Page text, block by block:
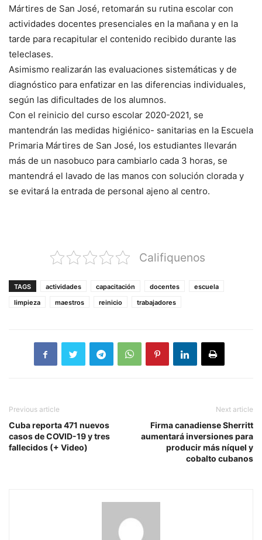
Mártires de San José, retomarán su rutina escolar con
actividades docentes presenciales en la mañana y en la
tarde para recapitular el contenido recibido durante las
teleclases.
Asimismo realizarán las evaluaciones sistemáticas y de
diagnóstico para enfatizar en las diferencias individuales,
según las dificultades de los alumnos.
Con el reinicio del curso escolar 2020-2021, se
mantendrán las medidas higiénico- sanitarias en la Escuela
Primaria Mártires de San José, los estudiantes llevarán
más de un nasobuco para cambiarlo cada 3 horas, se
mantendrá el lavado de las manos con solución clorada y
se evitará la entrada de personal ajeno al centro.
Califiquenos
TAGS actividades capacitación docentes
escuela
limpieza
maestros reinicio trabajadores
Previous article
Cuba reporta 471 nuevos
casos de COVID-19 y tres
fallecidos (+ Video)
Next article
Firma canadiense Sherritt
aumentará inversiones para
producir más níquel y
cobalto cubanos